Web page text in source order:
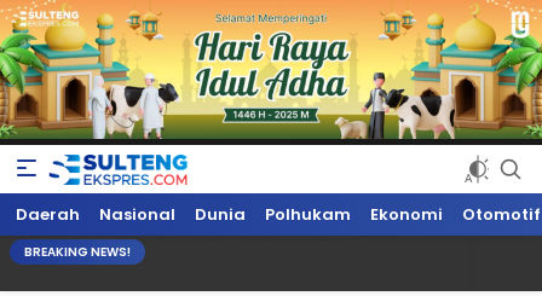
Sultengekspres.com
Berita Seputar Sulteng Hari Ini, Update Terkini, Suaranya Rakyat
Sulteng
Daerah Nasional Dunia Polhukam Ekonomi Otomotif
BREAKING NEWS!